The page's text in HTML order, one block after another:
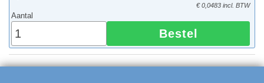
€ 0,0483 incl. BTW
Aantal
Bestel